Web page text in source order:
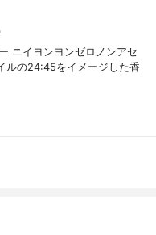
ニイヨンヨンゼロノンアセ
ルの24:45をイメージした香